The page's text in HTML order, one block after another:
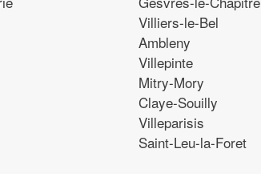
Villiers-le-Bel
Ambleny
Villepinte
Mitry-Mory
Claye-Souilly
Villeparisis
Saint-Leu-la-Foret